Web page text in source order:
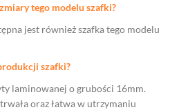
tego modelu szafki?
jest również szafka tego modelu
szafki?
laminowanej o grubości 16mm.
oraz łatwa w utrzymaniu